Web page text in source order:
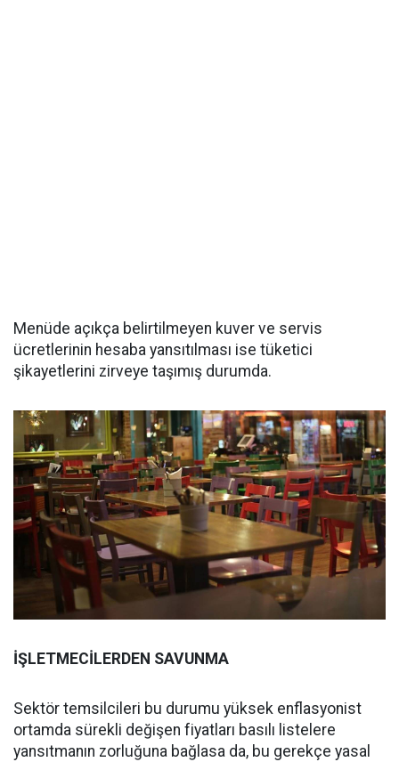
Menüde açıkça belirtilmeyen kuver ve servis
ücretlerinin hesaba yansıtılması ise tüketici
şikayetlerini zirveye taşımış durumda.
İŞLETMECİLERDEN SAVUNMA
Sektör temsilcileri bu durumu yüksek enflasyonist
ortamda sürekli değişen fiyatları basılı listelere
yansıtmanın zorluğuna bağlasa da, bu gerekçe yasal